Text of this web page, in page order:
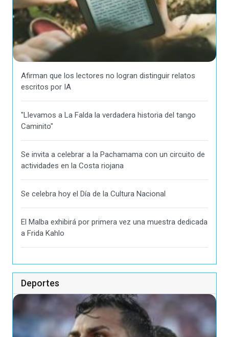
Afirman que los lectores no logran distinguir relatos
escritos por IA
"Llevamos a La Falda la verdadera historia del tango
Caminito"
Se invita a celebrar a la Pachamama con un circuito de
actividades en la Costa riojana
Se celebra hoy el Día de la Cultura Nacional
El Malba exhibirá por primera vez una muestra dedicada
a Frida Kahlo
Deportes